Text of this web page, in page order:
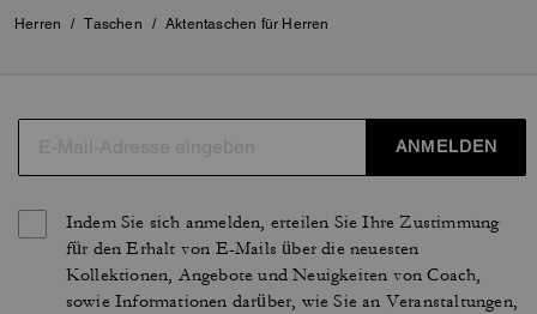
Herren / Taschen / Aktentaschen für Herren
ANMELDEN
Indem Sie sich anmelden, erteilen Sie Ihre Zustimmung
für den Erhalt von E-Mails über die neuesten
Kollektionen, Angebote und Neuigkeiten von Coach,
sowie Informationen darüber, wie Sie an Veranstaltungen,